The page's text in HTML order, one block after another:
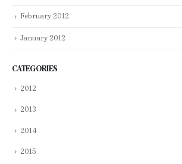
February 2012
January 2012
CATEGORIES
2012
2013
2014
2015